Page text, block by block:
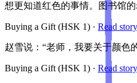
想更知道红色的事情。图书馆
Buying a Gift (HSK 1) · Read
赵雪说：“老师，我要关于颜色
Buying a Gift (HSK 1) · Read